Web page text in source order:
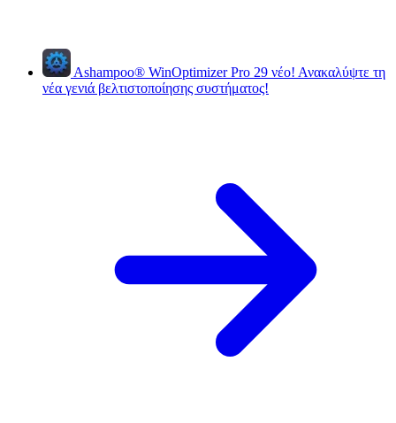
Ashampoo® WinOptimizer Pro 29 νέο! Ανακαλύψτε τη
νέα γενιά βελτιστοποίησης συστήματος!